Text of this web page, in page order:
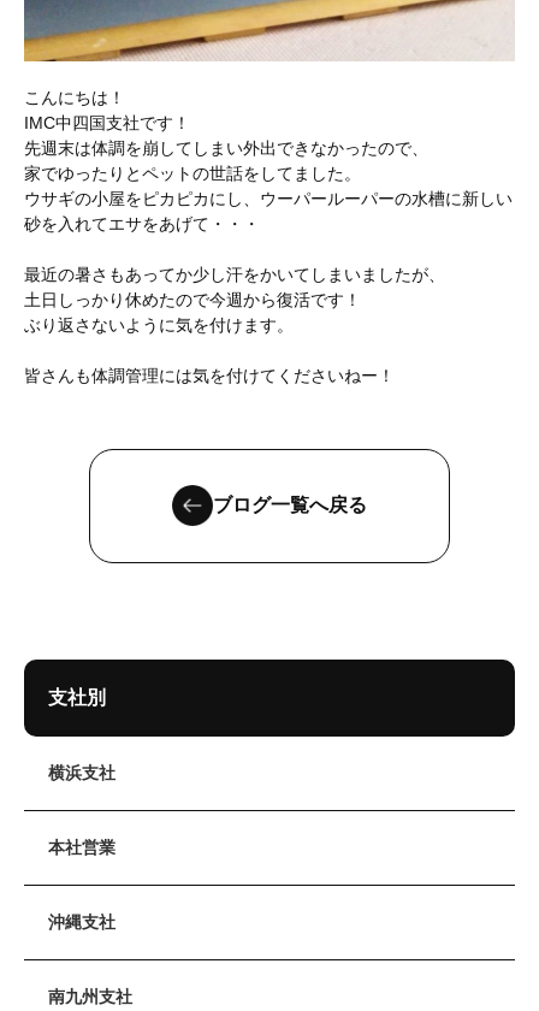
こんにちは！
IMC中四国支社です！
先週末は体調を崩してしまい外出できなかったので、
家でゆったりとペットの世話をしてました。
ウサギの小屋をピカピカにし、ウーパールーパーの水槽に新しい
砂を入れてエサをあげて・・・
最近の暑さもあってか少し汗をかいてしまいましたが、
土日しっかり休めたので今週から復活です！
ぶり返さないように気を付けます。
皆さんも体調管理には気を付けてくださいねー！
ブログ一覧へ戻る
支社別
横浜支社
本社営業
沖縄支社
南九州支社